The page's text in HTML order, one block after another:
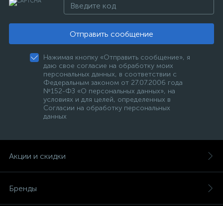
Отправить сообщение
Нажимая кнопку «Отправить сообщение», я
даю свое согласие на обработку моих
персональных данных, в соответствии с
Федеральным законом от 27.07.2006 года
№152-ФЗ «О персональных данных», на
условиях и для целей, определенных в
Согласии на обработку персональных
данных
Акции и скидки
Бренды